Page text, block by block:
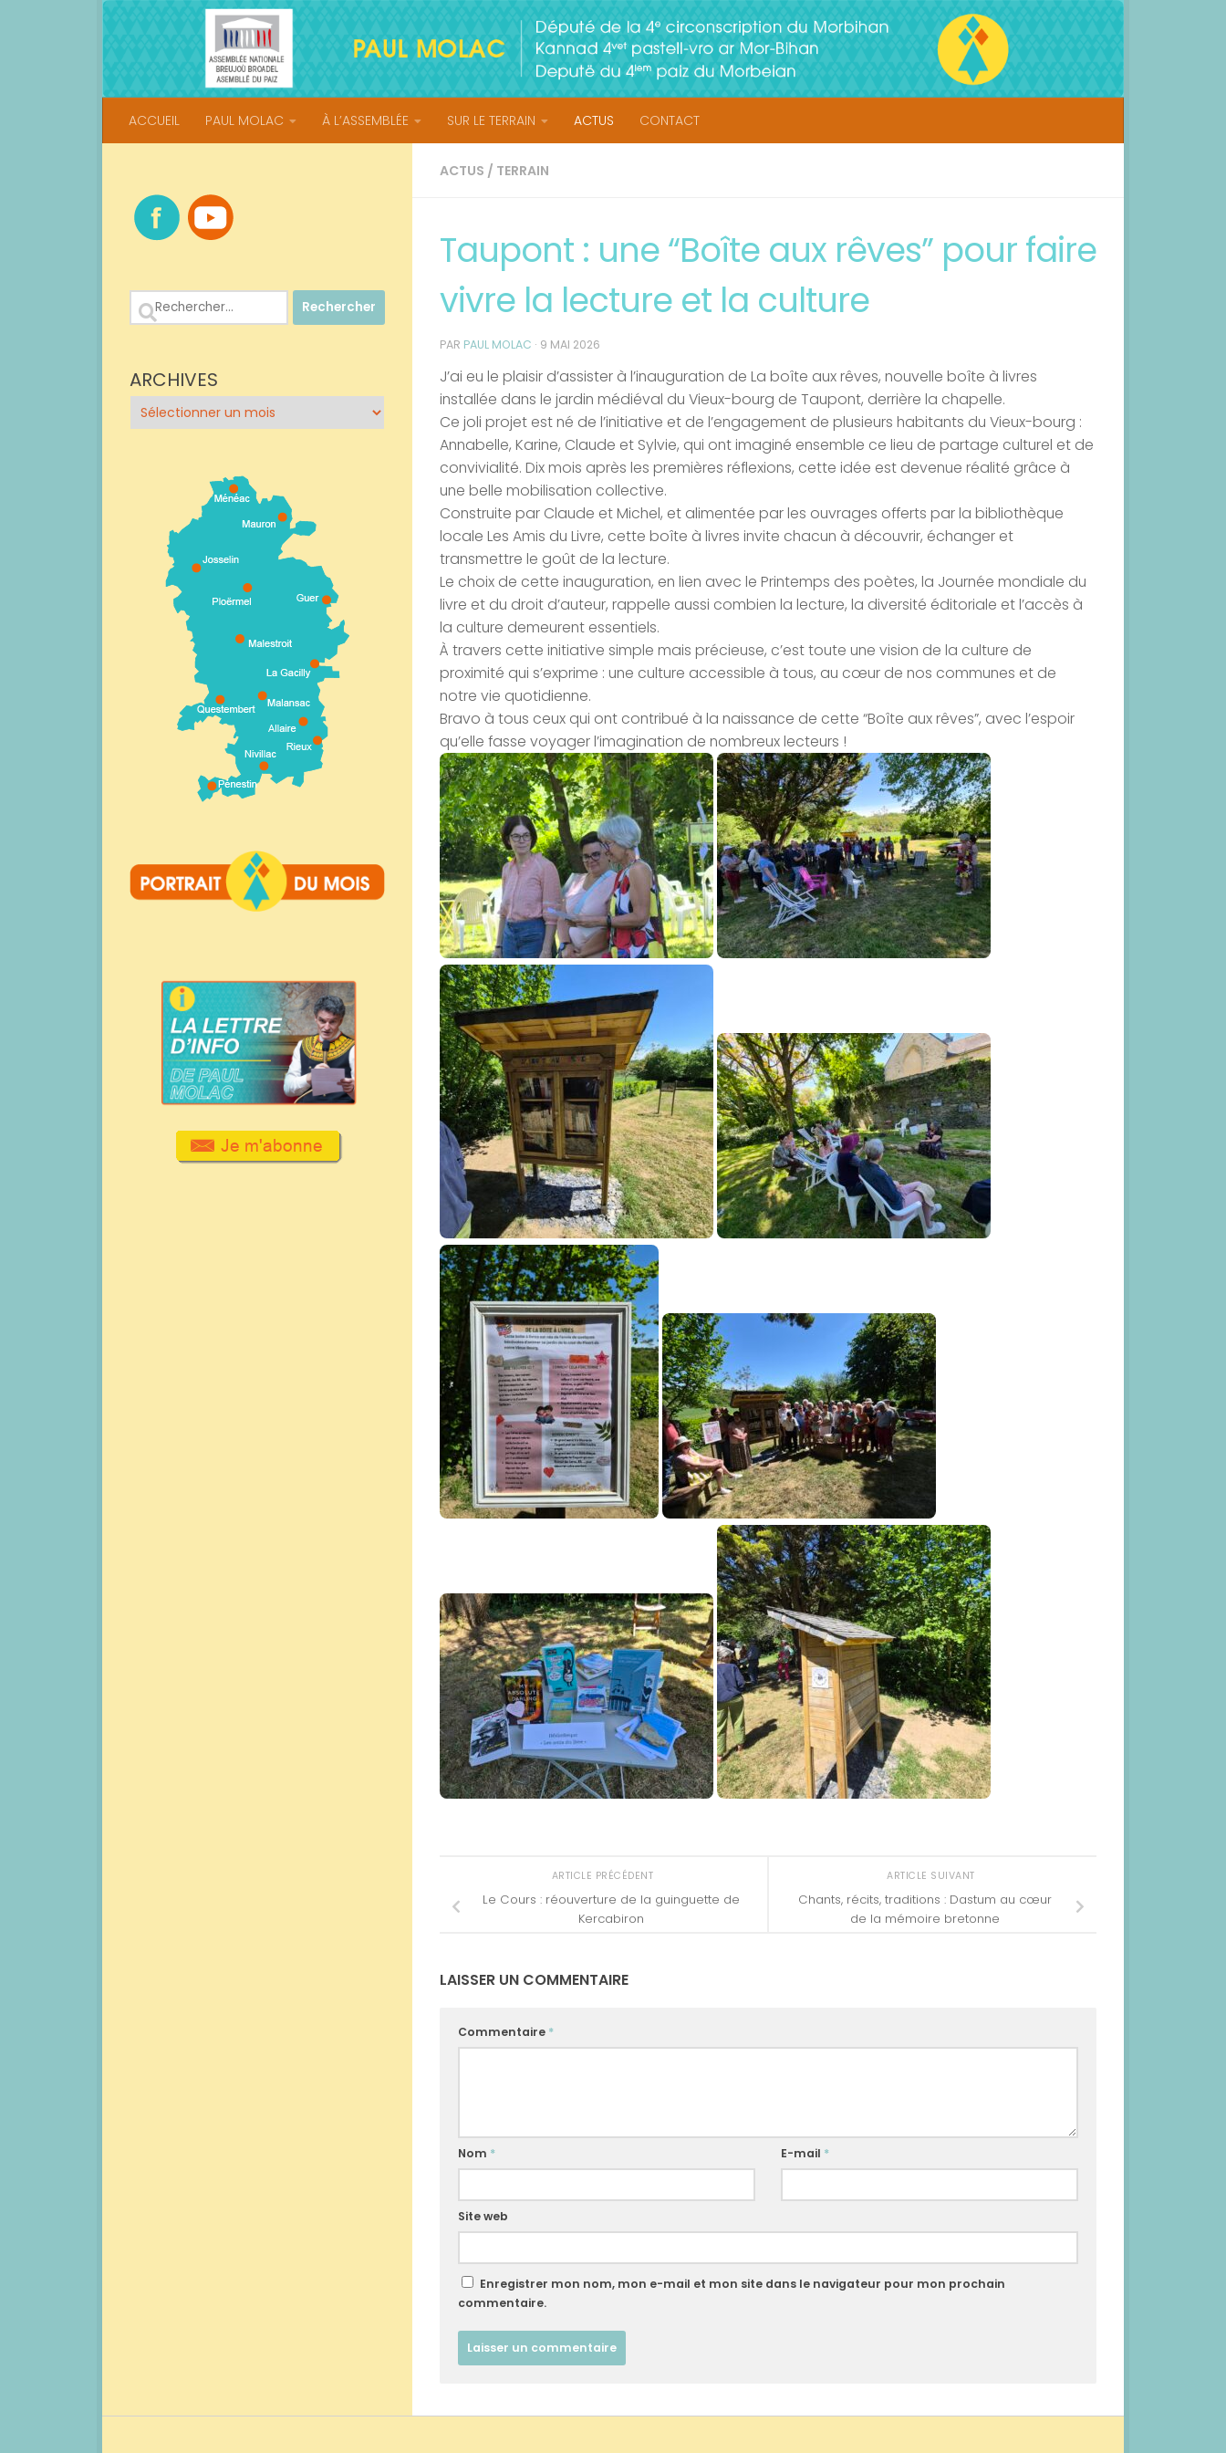
Skip to content
ACCUEIL PAUL MOLAC À L’ASSEMBLÉE SUR LE TERRAIN ACTUS CONTACT
ACTUS / TERRAIN
Taupont : une “Boîte aux rêves” pour faire
vivre la lecture et la culture
PAR PAUL MOLAC · 9 MAI 2026
J’ai eu le plaisir d’assister à l’inauguration de La boîte aux rêves, nouvelle boîte à livres
installée dans le jardin médiéval du Vieux-bourg de Taupont, derrière la chapelle.
Ce joli projet est né de l’initiative et de l’engagement de plusieurs habitants du Vieux-bourg :
Annabelle, Karine, Claude et Sylvie, qui ont imaginé ensemble ce lieu de partage culturel et de
convivialité. Dix mois après les premières réflexions, cette idée est devenue réalité grâce à
une belle mobilisation collective.
Construite par Claude et Michel, et alimentée par les ouvrages offerts par la bibliothèque
locale Les Amis du Livre, cette boîte à livres invite chacun à découvrir, échanger et
transmettre le goût de la lecture.
Le choix de cette inauguration, en lien avec le Printemps des poètes, la Journée mondiale du
livre et du droit d’auteur, rappelle aussi combien la lecture, la diversité éditoriale et l’accès à
la culture demeurent essentiels.
À travers cette initiative simple mais précieuse, c’est toute une vision de la culture de
proximité qui s’exprime : une culture accessible à tous, au cœur de nos communes et de
notre vie quotidienne.
Bravo à tous ceux qui ont contribué à la naissance de cette “Boîte aux rêves”, avec l’espoir
qu’elle fasse voyager l’imagination de nombreux lecteurs !
ARTICLE SUIVANT
Chants, récits, traditions : Dastum au cœur
de la mémoire bretonne
ARTICLE PRÉCÉDENT
Le Cours : réouverture de la guinguette de
Kercabiron
LAISSER UN COMMENTAIRE
Commentaire *
Nom * E-mail *
Site web
Enregistrer mon nom, mon e-mail et mon site dans le navigateur pour mon prochain
commentaire.
Rechercher :
ARCHIVES
Archives